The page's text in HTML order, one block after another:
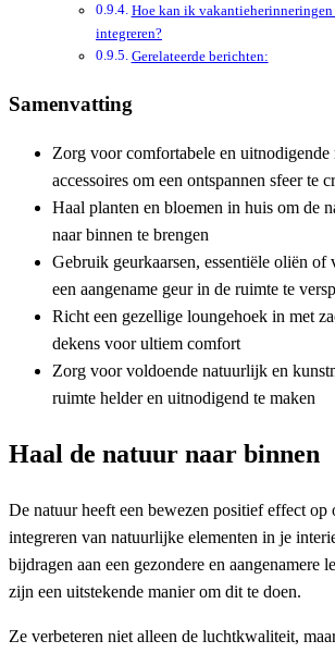
Hoe kan ik
integreren?
Gerelateerde berichten:
Samenvatting
Zorg voor comfortabele en uitnodigende
accessoires om een ontspannen sfeer te
Haal planten en bloemen in huis om de
naar binnen te brengen
Gebruik geurkaarsen, essentiële oliën of
een aangename geur in de ruimte te
Richt een gezellige loungehoek in met
dekens voor ultiem comfort
Zorg voor voldoende natuurlijk en
ruimte helder en uitnodigend te maken
Haal de natuur naar binnen
De natuur heeft een bewezen positief effect
integreren van natuurlijke elementen in je
bijdragen aan een gezondere en aangenamere
zijn een uitstekende manier om dit te doen.
Ze verbeteren niet alleen de luchtkwaliteit,